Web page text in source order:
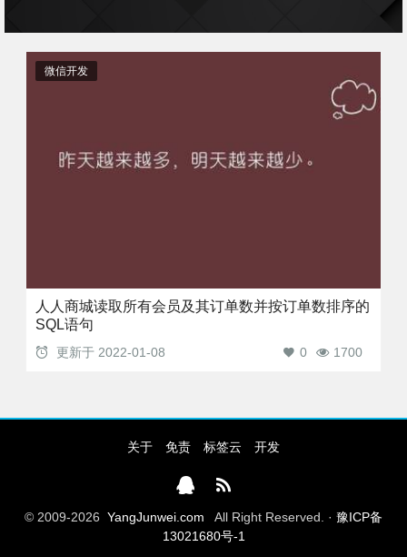
微信开发
人人商城读取所有会员及其订单数并按订单数排序的
SQL语句
更新于 2022-01-08 1700
0
关于 免责 标签云 开发
© 2009-2026 YangJunwei.com All Right Reserved. · 豫ICP备
13021680号-1